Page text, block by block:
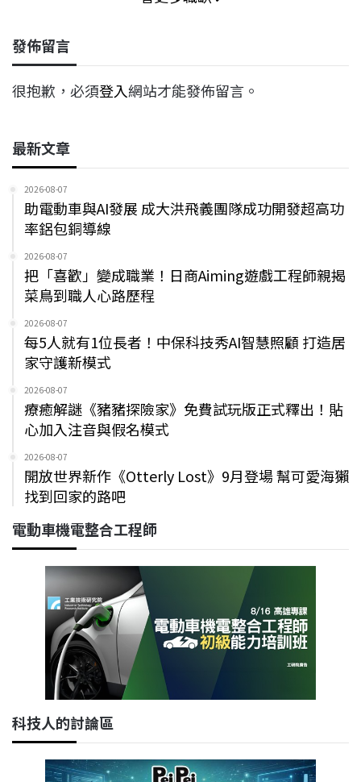
發佈留言
很抱歉，必須登入網站才能發佈留言。
最新文章
2026-08-07
助電動車與AI發展 成大洪飛義團隊成功開發超高功
率鋁包銅導線
2026-08-07
把「喜歡」變成職業！日商Aiming遊戲工程師親揭
菜鳥到職人心路歷程
2026-08-07
每5人就有1位長者！中保科技秀AI智慧照顧 打造居
家守護新模式
2026-08-07
療癒解謎《豬豬探險家》免費試玩版正式釋出！貼
心加入注音與假名模式
2026-08-07
開放世界新作《Otterly Lost》9月登場 幫可愛海獺
找到回家的路吧
電動車機電整合工程師
科技人的討論區